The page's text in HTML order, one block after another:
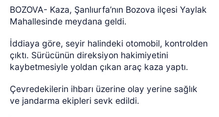
BOZOVA- Kaza, Şanlıurfa’nın Bozova ilçesi Yaylak
Mahallesinde meydana geldi.
İddiaya göre, seyir halindeki otomobil, kontrolden
çıktı. Sürücünün direksiyon hakimiyetini
kaybetmesiyle yoldan çıkan araç kaza yaptı.
Çevredekilerin ihbarı üzerine olay yerine sağlık
ve jandarma ekipleri sevk edildi.